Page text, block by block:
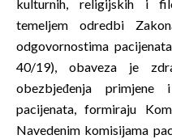
kulturnih, religijskih i
temeljem odredbi
odgovornostima
40/19), obaveza je
obezbjeđenja
pacijenata, formiraju
Navedenim komisijama